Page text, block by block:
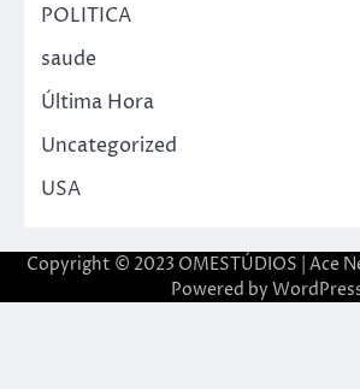
POLITICA
saude
Última Hora
Uncategorized
USA
Copyright © 2023 OMESTÚDIOS | Ace
Powered by